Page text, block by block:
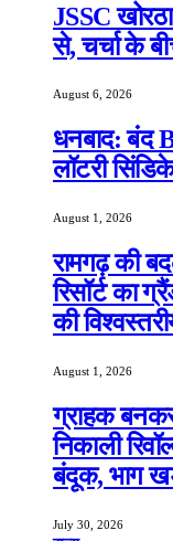
JSSC
से, चर्चा के
August 6, 2026
धनबाद: बंद
लॉटरी
August 1, 2026
रामगढ़ की
रिसॉर्ट का
की
August 1, 2026
ग्राहक
निकाली
बंदूक, भाग
July 30, 2026